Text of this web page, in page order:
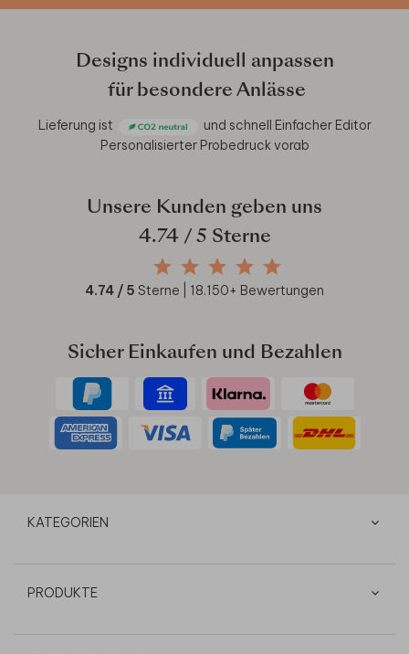
Designs individuell anpassen
für besondere Anlässe
Lieferung ist und schnell Einfacher Editor
Personalisierter Probedruck vorab
Unsere Kunden geben uns
4.74/ 5 Sterne
4.74 / 5 Sterne | 18.150+ Bewertungen
Sicher Einkaufen und Bezahlen
KATEGORIEN
PRODUKTE